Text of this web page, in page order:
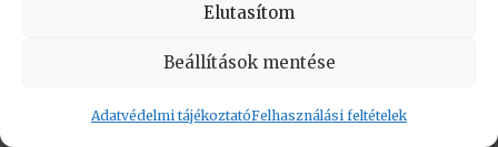
Elutasítom
Beállítások mentése
Adatvédelmi tájékoztatóFelhasználási feltételek
Copyright © Informatikatörténeti Fórum 2017